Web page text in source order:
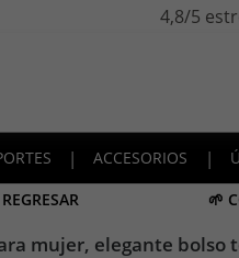
4,8/5
| ACCESORIOS |
🌱
mujer, elegante bolso